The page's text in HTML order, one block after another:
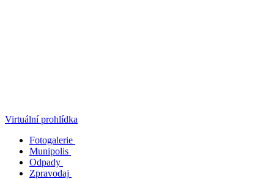
Virtuální prohlídka
Fotogalerie
Munipolis
Odpady
Zpravodaj